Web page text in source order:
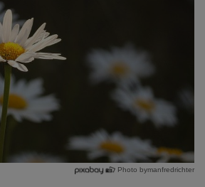
Photo bymanfredrichter